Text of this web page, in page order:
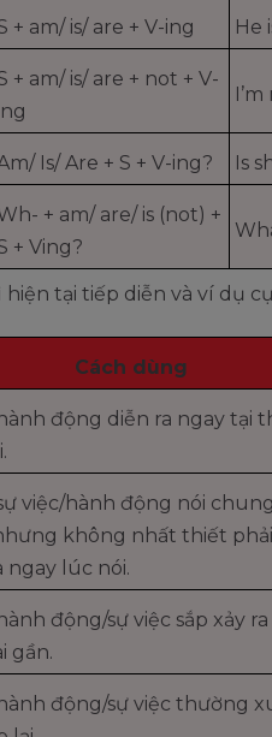
+ am/ is/ are + V-ing He
+ am/ is/ are + not + V-
Is/ Are + S + V-ing? Is
+ am/ are/ is (not) +
+ Ving?
tại tiếp diễn và ví dụ
Cách dùng
động diễn ra ngay tại
việc/hành động nói
không nhất thiết
ngay lúc nói.
động/sự việc sắp xảy
gần.
động/sự việc thường